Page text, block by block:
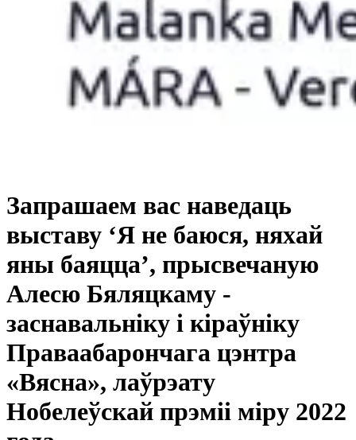
Запрашаем вас наведаць
выставу ‘Я не баюся, няхай
яны баяцца’, прысвечаную
Алесю Бяляцкаму -
заснавальніку і кіраўніку
Праваабарончага цэнтра
«Вясна», лаўрэату
Нобелеўскай прэміі міру 2022